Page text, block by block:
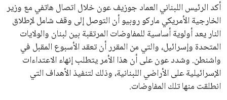
محافظات
أكد الرئيس اللبناني العماد جوزيف عون خلال اتصال هاتفي مع وزير
الخارجية الأمريكي ماركو روبيو أن التوصل إلى وقف شامل لإطلاق
النار يعد أولوية أساسية للمفاوضات المرتقبة بين لبنان والولايات
المتحدة وإسرائيل، والتي من المقرر أن تعقد الأسبوع المقبل في
واشنطن. وشدد عون على أن هذا الأمر يتطلب إنهاء الاعتداءات
الإسرائيلية على الأراضي اللبنانية، وذلك لتنفيذ الأهداف التي
انطلقت منها تلك المفاوضات.